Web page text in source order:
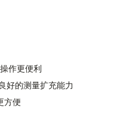
作更便利
好的测量扩充能力
方便